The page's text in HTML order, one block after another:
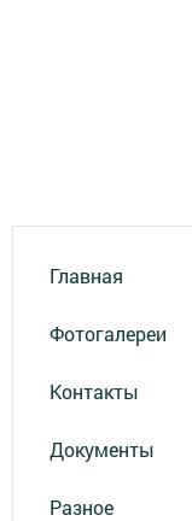
Главная
Фотогалереи
Контакты
Документы
Разное